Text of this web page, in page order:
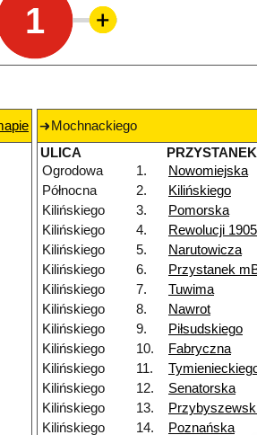
1
Mochnackiego
ULICA
PRZYSTANEK
Ogrodowa
1. Nowomiejska
Północna
2. Kilińskiego
Kilińskiego
3. Pomorska
Kilińskiego
4. Rewolucji
Kilińskiego
5. Narutowicza
Kilińskiego
6. Przystanek
Kilińskiego
7. Tuwima
Kilińskiego
8. Nawrot
Kilińskiego
9. Piłsudskiego
Kilińskiego
10. Fabryczna
Kilińskiego
11.
Kilińskiego
12. Senatorska
Kilińskiego
13.
Kilińskiego
14. Poznańska